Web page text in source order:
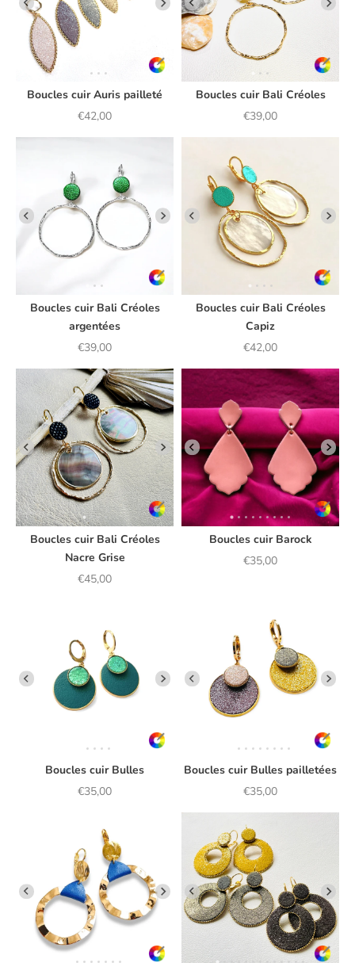
Boucles cuir Auris pailleté
Prix de vente
€42,00
Boucles cuir Bali Créoles
Prix de vente
€39,00
Boucles cuir Bali Créoles
argentées
Prix de vente
€39,00
Boucles cuir Bali Créoles
Capiz
Prix de vente
€42,00
Boucles cuir Bali Créoles
Nacre Grise
Prix de vente
€45,00
Boucles cuir Barock
Prix de vente
€35,00
Boucles cuir Bulles
Prix de vente
€35,00
Boucles cuir Bulles pailletées
Prix de vente
€35,00